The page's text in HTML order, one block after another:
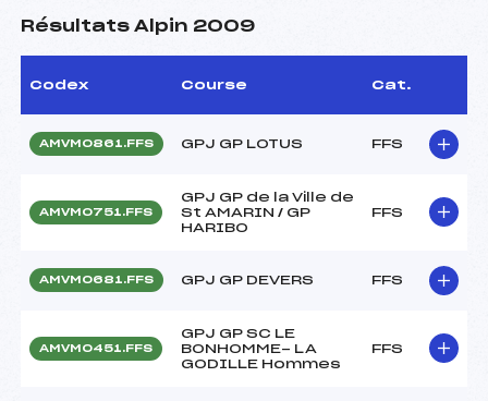
Résultats Alpin 2009
Codex Course Cat.
AMVM0861.FFS GPJ GP LOTUS FFS
AMVM0751.FFS
GPJ GP de la Ville de
St AMARIN / GP
HARIBO
FFS
AMVM0681.FFS GPJ GP DEVERS FFS
AMVM0451.FFS
GPJ GP SC LE
BONHOMME- LA
GODILLE Hommes
FFS